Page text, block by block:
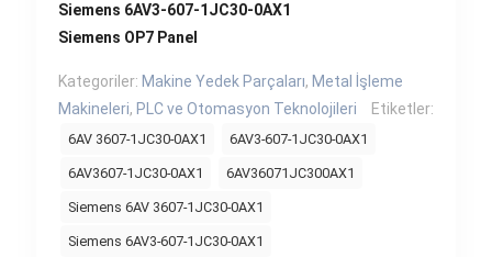
Siemens 6AV3-607-1JC30-0AX1
Siemens OP7 Panel
Kategoriler: Makine Yedek Parçaları, Metal İşleme
Makineleri, PLC ve Otomasyon Teknolojileri Etiketler:
6AV 3607-1JC30-0AX1 6AV3-607-1JC30-0AX1
6AV3607-1JC30-0AX1 6AV36071JC300AX1
Siemens 6AV 3607-1JC30-0AX1
Siemens 6AV3-607-1JC30-0AX1